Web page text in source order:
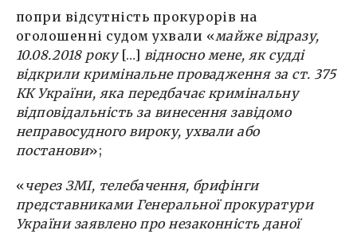
попри відсутність прокурорів на
оголошенні судом ухвали «майже відразу,
10.08.2018 року […] відносно мене, як судді
відкрили кримінальне провадження за ст. 375
КК України, яка передбачає кримінальну
відповідальність за винесення завідомо
неправосудного вироку, ухвали або
постанови»;
«через ЗМІ, телебачення, брифінги
представниками Генеральної прокуратури
України заявлено про незаконність даної